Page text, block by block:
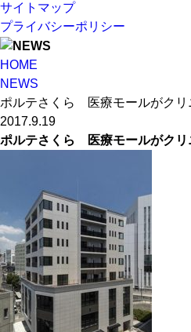
サイトマップ
プライバシーポリシー
HOME
NEWS
ポルテさくら 医療モールがクリ
2017.9.19
ポルテさくら 医療モールがクリ